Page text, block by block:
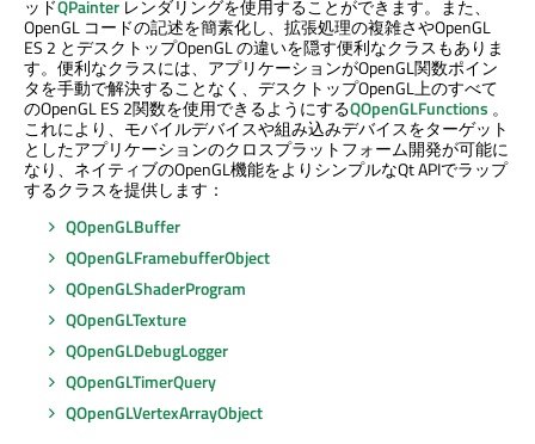
ッドQPainter レンダリングを使用することができます。また、
OpenGL コードの記述を簡素化し、拡張処理の複雑さやOpenGL
ES 2 とデスクトップOpenGL の違いを隠す便利なクラスもありま
す。便利なクラスには、アプリケーションがOpenGL関数ポイン
タを手動で解決することなく、デスクトップOpenGL上のすべて
のOpenGL ES 2関数を使用できるようにするQOpenGLFunctions 。
これにより、モバイルデバイスや組み込みデバイスをターゲット
としたアプリケーションのクロスプラットフォーム開発が可能に
なり、ネイティブのOpenGL機能をよりシンプルなQt APIでラップ
するクラスを提供します：
QOpenGLBuffer
QOpenGLFramebufferObject
QOpenGLShaderProgram
QOpenGLTexture
QOpenGLDebugLogger
QOpenGLTimerQuery
QOpenGLVertexArrayObject